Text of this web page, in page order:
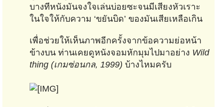
บางทีหนังมันจงใจเล่นบ่อยซะจนมีเสียงหัวเราะ
ในใจให้กับความ ‘ขยันบิด’ ของมันเสียเหลือเกิน
เพื่อช่วยให้เห็นภาพอีกครั้งจากข้อความย่อหน้า
ข้างบน ท่านเคยดูหนังจอมหักมุมไปมาอย่าง Wild
thing (เกมซ่อนกล, 1999) บ้างไหมครับ